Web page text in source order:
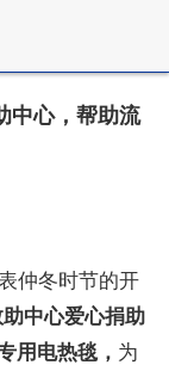
中心，帮助流
仲冬时节的开
中心爱心捐助
用电热毯， 为